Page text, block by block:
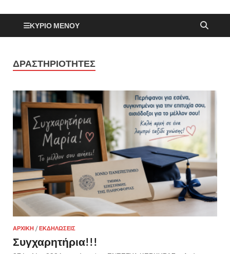
ΚΎΡΙΟ ΜΕΝΟΎ
ΔΡΑΣΤΗΡΙΌΤΗΤΕΣ
ΑΡΧΙΚΉ /ΕΚΔΗΛΏΣΕΙΣ
Συγχαρητήρια!!!